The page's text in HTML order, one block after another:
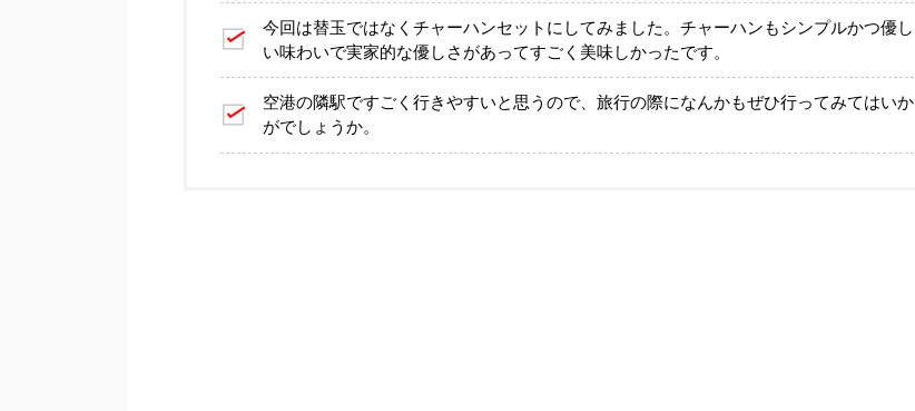
今回は替玉ではなくチャーハンセットにしてみました。チャーハンもシンプルかつ優し
い味わいで実家的な優しさがあってすごく美味しかったです。
空港の隣駅ですごく行きやすいと思うので、旅行の際になんかもぜひ行ってみてはいか
がでしょうか。